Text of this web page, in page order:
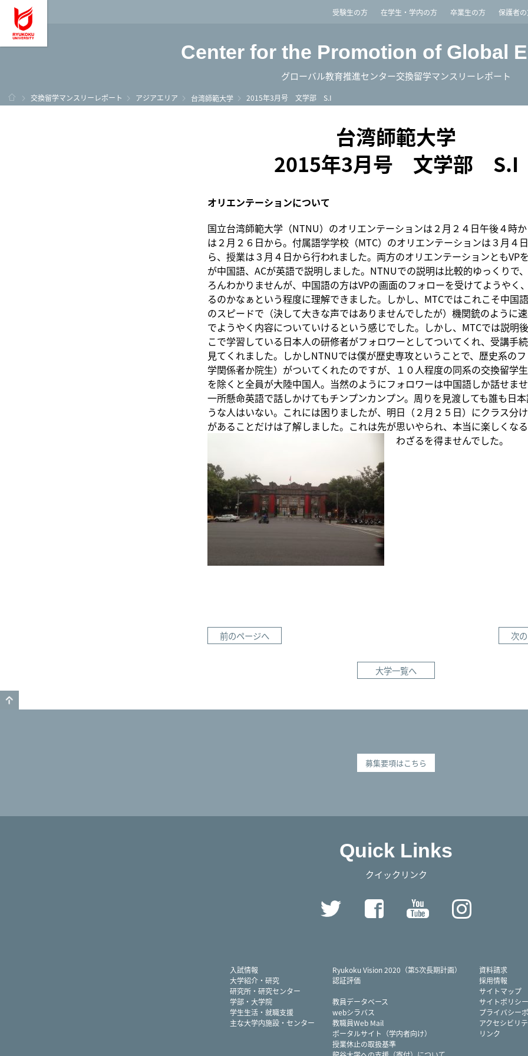
龍谷大学 You, Unlimited受験生の方 在学生・学内の方 卒業生の方 保護者
Center for the Promotion of Global
グローバル教育推進センター交換留学マンスリーレポート
ホーム
交換留学マンスリーレポート アジアエリア 台湾師範大学 2015年3月号 文学部 S.I
台湾師範大学
2015年3月号 文学部 S.I
オリエンテーションについて
国立台湾師範大学（NTNU）のオリエンテーションは２月２４日午後４時
は２月２６日から。付属語学学校（MTC）のオリエンテーションは３月４
ら、授業は３月４日から行われました。両方のオリエンテーションともVP
が中国語、ACが英語で説明しました。NTNUでの説明は比較的ゆっくりで
ろんわかりませんが、中国語の方はVPの画面のフォローを受けてようやく
るのかなぁという程度に理解できました。しかし、MTCではこれこそ中国
のスピードで（決して大きな声ではありませんでしたが）機関銃のように
でようやく内容についていけるという感じでした。しかし、MTCでは説明
こで学習している日本人の研修者がフォロワーとしてついてくれ、受講手
見てくれました。しかしNTNUでは僕が歴史専攻ということで、歴史系の
学関係者か院生）がついてくれたのですが、１０人程度の同系の交換留学
を除くと全員が大陸中国人。当然のようにフォロワーは中国語しか話せま
一所懸命英語で話しかけてもチンプンカンプン。周りを見渡しても誰も日
うな人はいない。これには困りましたが、明日（２月２５日）にクラス分
があることだけは了解しました。これは先が思いやられ、本当に楽しくな
わざるを得ませんでした。
前のページへ 次
大学一覧へ
募集要項はこちら
Quick Links
クイックリンク
Twitter FacebookYouTube
入試情報
大学紹介・研究
研究所・研究センター
学部・大学院
学生生活・就職支援
主な大学内施設・センター
Ryukoku Vision 2020（第5次長期計画）
認証評価
教員データベース
webシラバス
教職員Web Mail
ポータルサイト（学内者向け）
授業休止の取扱基準
資料請求
採用情報
サイトマップ
サイトポリシー
プライバシー
アクセシビリ
リンク